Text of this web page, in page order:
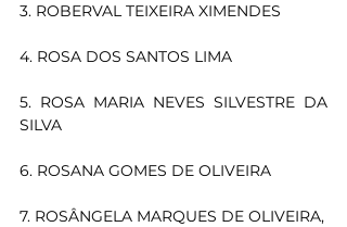
3. ROBERVAL TEIXEIRA XIMENDES
4. ROSA DOS SANTOS LIMA
5. ROSA MARIA NEVES SILVESTRE DA
SILVA
6. ROSANA GOMES DE OLIVEIRA
7. ROSÂNGELA MARQUES DE OLIVEIRA,